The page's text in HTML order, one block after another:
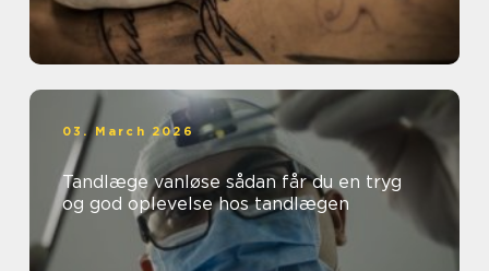
03. March 2026
Tandlæge vanløse sådan får du en tryg
og god oplevelse hos tandlægen